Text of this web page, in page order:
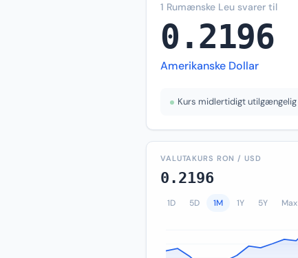
1 Rumænske Leu svarer til
0.2196
Amerikanske Dollar
Kurs midlertidigt utilgængelig
VALUTAKURS RON / USD
0.2196
1D 5D 1M 1Y 5Y Max